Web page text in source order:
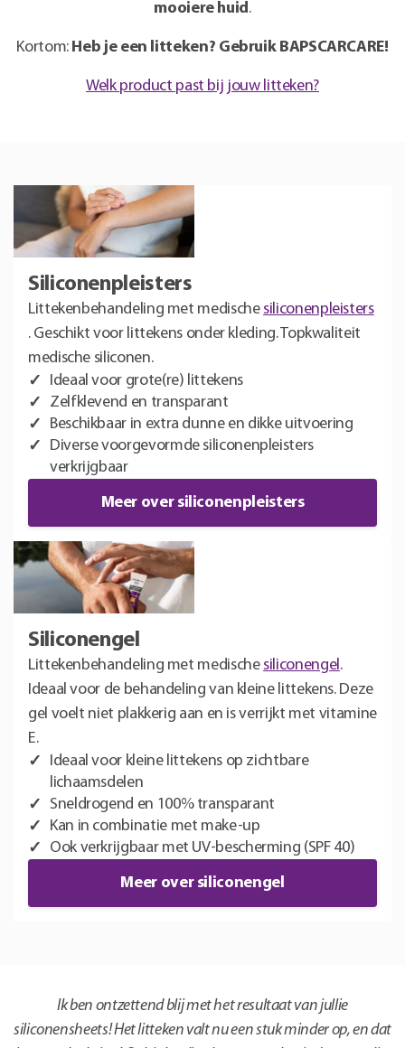
mooiere huid .
Kortom: Heb je een litteken? Gebruik BAPSCARCARE!
Welk product past bij jouw litteken?
Siliconenpleisters
Littekenbehandeling met medische siliconenpleisters
. Geschikt voor littekens onder kleding. Topkwaliteit
medische siliconen.
Ideaal voor grote(re) littekens
Zelfklevend en transparant
Beschikbaar in extra dunne en dikke uitvoering
Diverse voorgevormde siliconenpleisters
verkrijgbaar
Meer over siliconenpleisters
Siliconengel
Littekenbehandeling met medische siliconengel .
Ideaal voor de behandeling van kleine littekens. Deze
gel voelt niet plakkerig aan en is verrijkt met vitamine
E.
Ideaal voor kleine littekens op zichtbare
lichaamsdelen
Sneldrogend en 100% transparant
Kan in combinatie met make-up
Ook verkrijgbaar met UV-bescherming (SPF 40)
Meer over siliconengel
Ik ben ontzettend blij met het resultaat van jullie
siliconensheets! Het litteken valt nu een stuk minder op, en dat